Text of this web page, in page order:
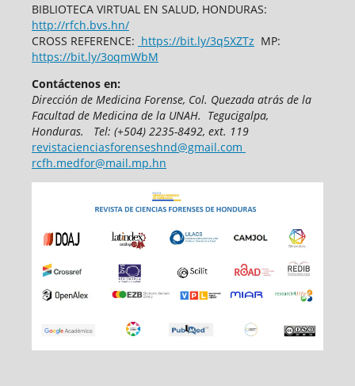
BIBLIOTECA VIRTUAL EN SALUD, HONDURAS:
http://rfch.bvs.hn/
CROSS REFERENCE: https://bit.ly/3q5XZTz MP:
https://bit.ly/3oqmWbM
Contáctenos en:
Dirección de Medicina Forense, Col. Quezada atrás de la
Facultad de Medicina de la UNAH. Tegucigalpa,
Honduras. Tel: (+504) 2235-8492, ext. 119
revistacienciasforenseshnd@gmail.com
rcfh.medfor@mail.mp.hn